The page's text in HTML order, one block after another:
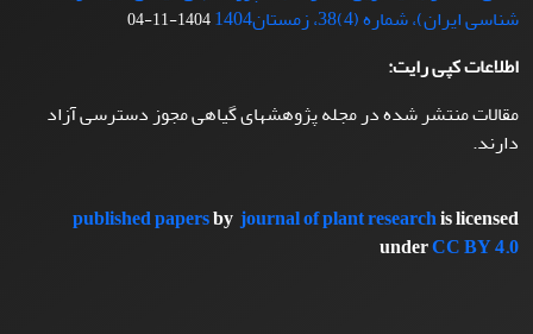
شناسی ایران)، شماره (4)38، زمستان1404
1404-11-04
اطلاعات کپی رایت:
مقالات منتشر شده در مجله پژوهشهای گیاهی مجوز دسترسی آزاد
دارند.
published papersbyjournal of plant researchis licensed
underCC BY 4.0